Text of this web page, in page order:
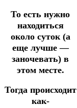
То есть нужно
находиться
около суток (а
еще лучше —
заночевать) в
этом месте.
Тогда происходит
как-